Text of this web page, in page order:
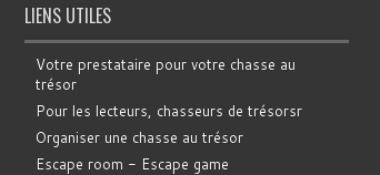
LIENS UTILES
Votre prestataire pour votre chasse au
trésor
Pour les lecteurs, chasseurs de trésorsr
Organiser une chasse au trésor
Escape room - Escape game